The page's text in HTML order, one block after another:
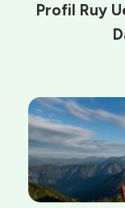
Profil Ruy